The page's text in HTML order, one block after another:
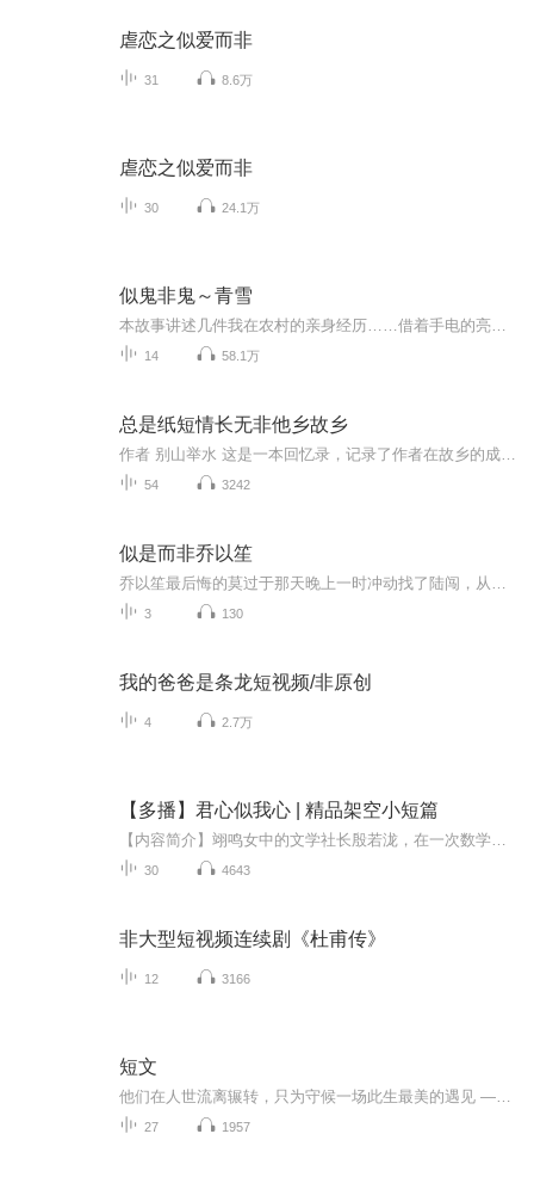
虐恋之似爱而非
31 8.6万
虐恋之似爱而非
30 24.1万
似鬼非鬼～青雪
14 58.1万
总是纸短情长无非他乡故乡
54 3242
似是而非乔以笙
3 130
我的爸爸是条龙短视频/非原创
4 2.7万
【多播】君心似我心 | 精品架空小短篇
30 4643
非大型短视频连续剧《杜甫传》
12 3166
短文
27 1957